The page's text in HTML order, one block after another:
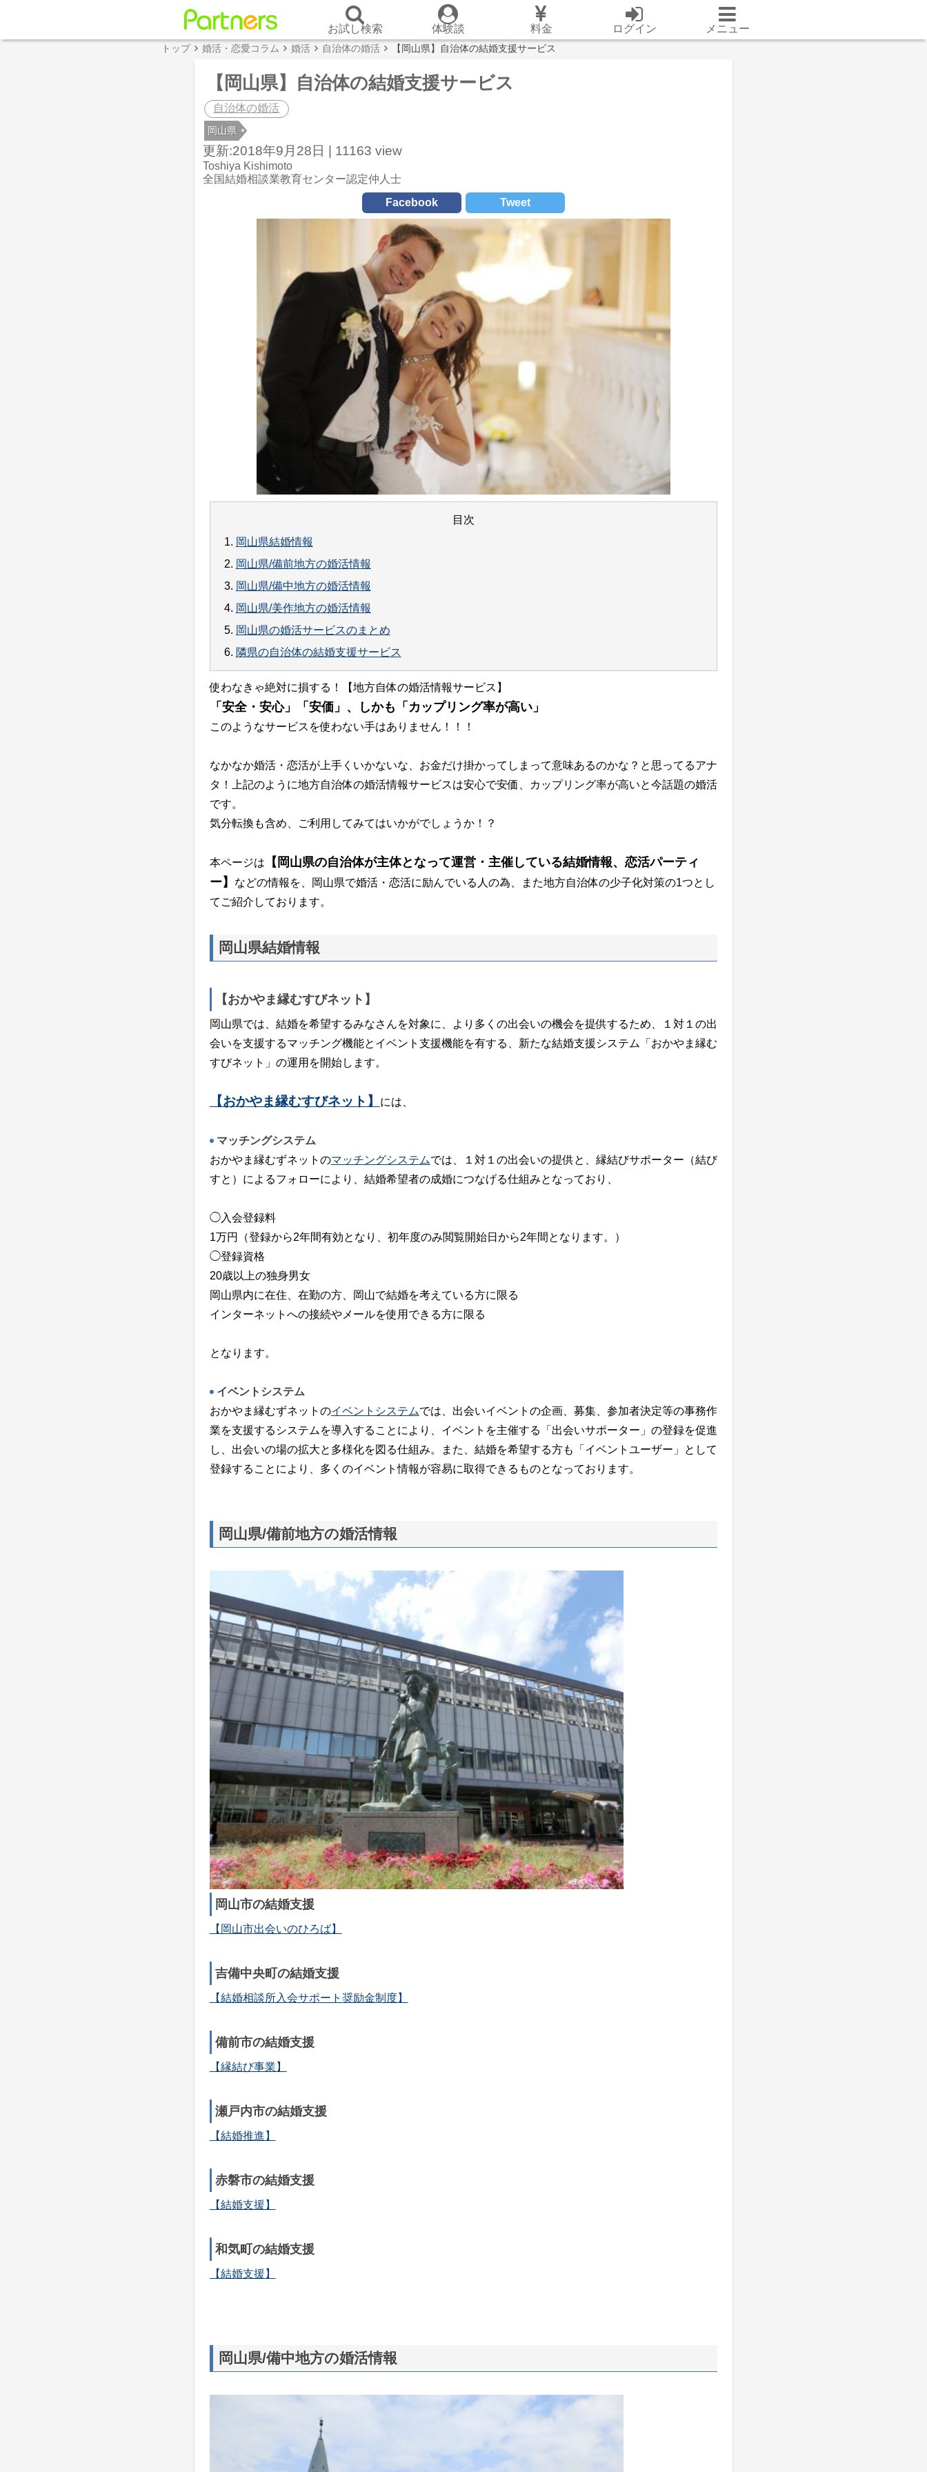
お試し検索 体験談 料金 ログイン メニュー
トップ 婚活・恋愛コラム 婚活 自治体の婚活 【岡山県】自治体の結婚支援サービス
【岡山県】自治体の結婚支援サービス
自治体の婚活
岡山県
更新:2018年9月28日 | 11163 view
Toshiya Kishimoto
全国結婚相談業教育センター認定仲人士
Facebook
Tweet
目次
1. 岡山県結婚情報
2. 岡山県/備前地方の婚活情報
3. 岡山県/備中地方の婚活情報
4. 岡山県/美作地方の婚活情報
5. 岡山県の婚活サービスのまとめ
6. 隣県の自治体の結婚支援サービス
使わなきゃ絶対に損する！【地方自体の婚活情報サービス】
「安全・安心」「安価」、しかも「カップリング率が高い」
このようなサービスを使わない手はありません！！！
なかなか婚活・恋活が上手くいかないな、お金だけ掛かってしまって意味あるのかな？と思ってるアナ
タ！上記のように地方自治体の婚活情報サービスは安心で安価、カップリング率が高いと今話題の婚活
です。
気分転換も含め、ご利用してみてはいかがでしょうか！？
本ページは
【岡山県の自治体が主体となって運営・主催している結婚情報、恋活パーティ
ー】
などの情報を、岡山県で婚活・恋活に励んでいる人の為、また地方自治体の少子化対策の1つとし
てご紹介しております。
岡山県結婚情報
【おかやま縁むすびネット】
岡山県では、結婚を希望するみなさんを対象に、より多くの出会いの機会を提供するため、１対１の出
会いを支援するマッチング機能とイベント支援機能を有する、新たな結婚支援システム「おかやま縁む
すびネット」の運用を開始します。
【おかやま縁むすびネット】 には、
マッチングシステム
おかやま縁むずネットのマッチングシステムでは、１対１の出会いの提供と、縁結びサポーター（結び
すと）によるフォローにより、結婚希望者の成婚につなげる仕組みとなっており、
◯入会登録料
1万円（登録から2年間有効となり、初年度のみ閲覧開始日から2年間となります。）
◯登録資格
20歳以上の独身男女
岡山県内に在住、在勤の方、岡山で結婚を考えている方に限る
インターネットへの接続やメールを使用できる方に限る
となります。
イベントシステム
おかやま縁むずネットのイベントシステムでは、出会いイベントの企画、募集、参加者決定等の事務作
業を支援するシステムを導入することにより、イベントを主催する「出会いサポーター」の登録を促進
し、出会いの場の拡大と多様化を図る仕組み。また、結婚を希望する方も「イベントユーザー」として
登録することにより、多くのイベント情報が容易に取得できるものとなっております。
岡山県/備前地方の婚活情報
岡山市の結婚支援
【岡山市出会いのひろば】
吉備中央町の結婚支援
【結婚相談所入会サポート奨励金制度】
備前市の結婚支援
【縁結び事業】
瀬戸内市の結婚支援
【結婚推進】
赤磐市の結婚支援
【結婚支援】
和気町の結婚支援
【結婚支援】
岡山県/備中地方の婚活情報